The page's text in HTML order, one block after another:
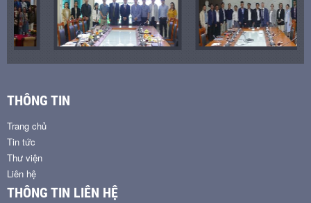
THÔNG TIN
Trang chủ
Tin tức
Thư viện
Liên hệ
THÔNG TIN LIÊN HỆ